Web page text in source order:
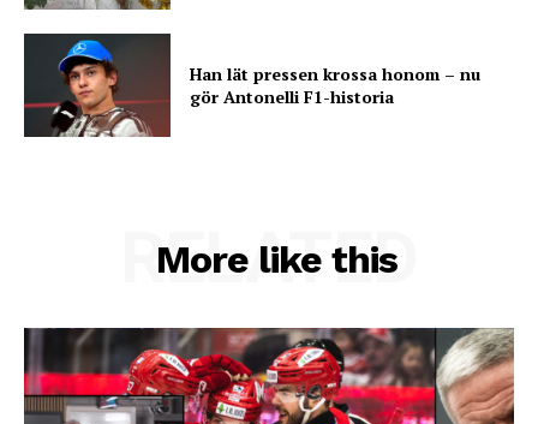
Han lät pressen krossa honom – nu
gör Antonelli F1-historia
More like this
RELATED